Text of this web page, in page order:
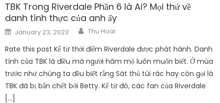
TBK Trong Riverdale Phần 6 là Ai? Mọi thứ về
danh tính thực của anh ấy
Posted
on
January 23, 2023 Author
Thu Hoai
Rate this post Kể từ thời điểm Riverdale được phát hành. Danh
tính của TBK là điều mà người hâm mộ luôn muốn biết. Ở mùa
trước như chúng ta đều biết rằng Sát thủ túi rác hay còn gọi là
TBK đã bị bắn chết bởi Betty. Kể từ đó, các fan của Riverdale
[…]